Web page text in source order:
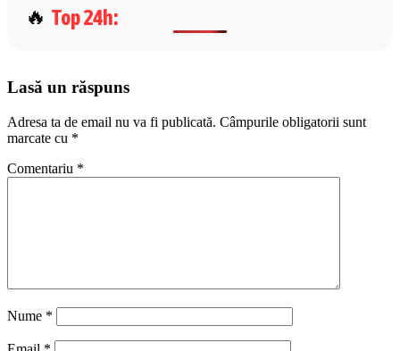
Top 24h:
Lasă un răspuns
Adresa ta de email nu va fi publicată. Câmpurile obligatorii sunt
marcate cu *
Comentariu *
Nume *